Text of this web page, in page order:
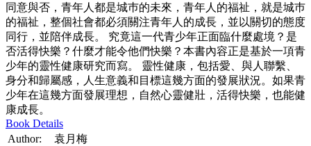
同意與否，青年人都是城巿的未來，青年人的福祉，就是城巿
的福祉，整個社會都必須關注青年人的成長，並以關切的態度
同行，並陪伴成長。 究竟這一代青少年正面臨什麼處境？是
否活得快樂？什麼才能令他們快樂？本書內容正是基於一項青
少年的靈性健康研究而寫。 靈性健康，包括愛、與人聯繫、
身分和歸屬感，人生意義和目標這幾方面的發展狀況。如果青
少年在這幾方面發展理想，自然心靈健壯，活得快樂，也能健
康成長。
Book Details
Author:
袁月梅